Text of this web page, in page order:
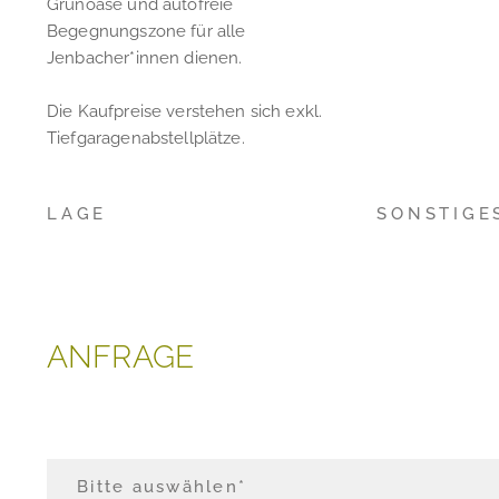
Grünoase und autofreie
Begegnungszone für alle
Jenbacher*innen dienen.
Die Kaufpreise verstehen sich exkl.
Tiefgaragenabstellplätze.
LAGE
ANFRAGE